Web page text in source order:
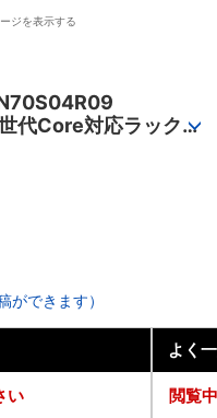
ジを表示する
代Core対応ラック
できます）
い
よく
閲覧